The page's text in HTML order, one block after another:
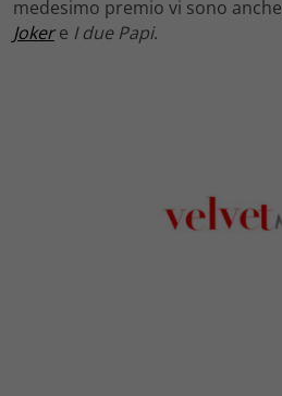
medesimo premio vi sono anche
Jokere I due Papi.